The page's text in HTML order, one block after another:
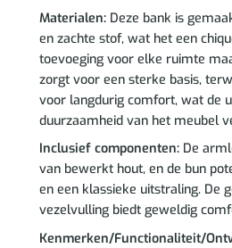
Materialen:Deze bank is
en zachte stof, wat het een
toevoeging voor elke ruimte
zorgt voor een sterke basis,
voor langdurig comfort, wat de
duurzaamheid van het meubel
Inclusief componenten:De
van bewerkt hout, en de bun
en een klassieke uitstraling. De
vezelvulling biedt geweldig
Kenmerken/Functionaliteit/